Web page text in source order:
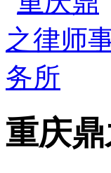
重庆